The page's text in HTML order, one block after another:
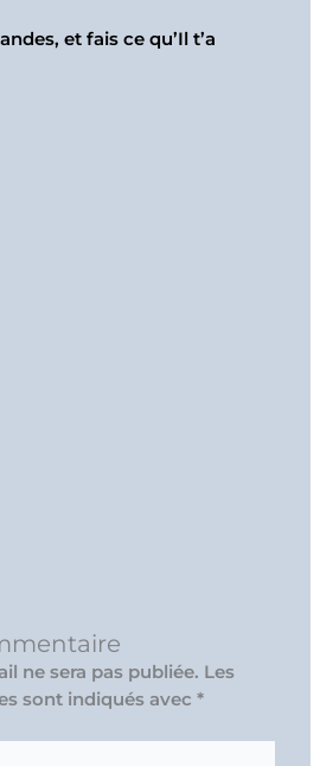
et fais ce qu’Il t’a
ne sera pas publiée. Les
sont indiqués avec*